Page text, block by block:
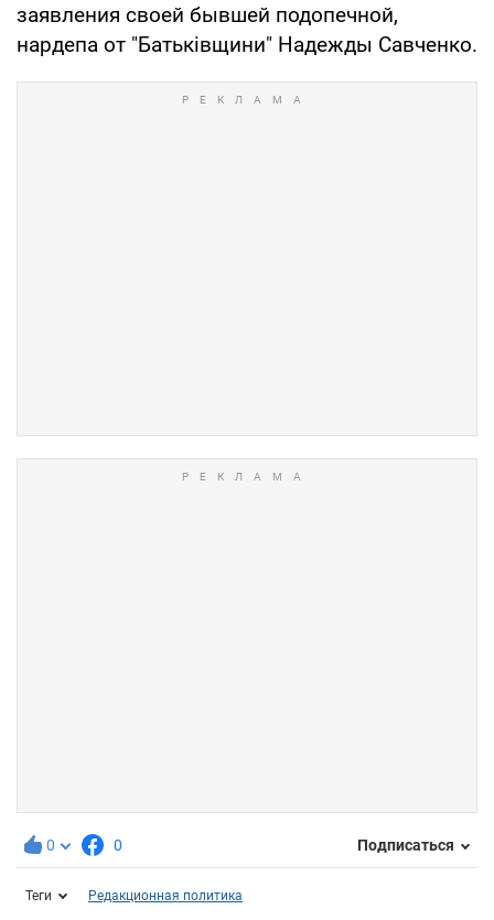
заявления своей бывшей подопечной,
нардепа от "Батьківщини" Надежды Савченко.
0 0 Подписаться
Теги Редакционная политика